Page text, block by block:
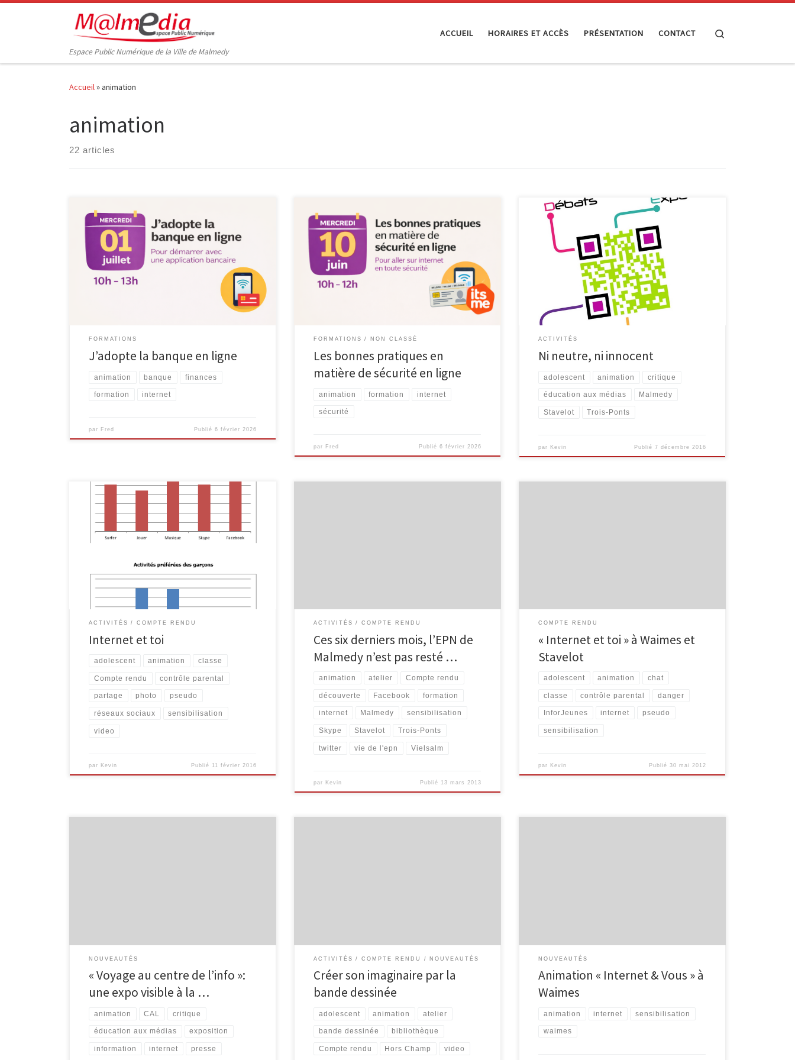
Passer au contenu
Espace Public Numérique de la Ville de Malmedy
ACCUEIL HORAIRES ET ACCÈS PRÉSENTATION CONTACT
Accueil»animation
animation
22 articles
Le mercredi 1er juillet, de 10h à 13h, l’Espace Public
Numérique propose un atelier formatif dédié à la
banque en ligne, animé par Febelfin, dans le cadre du
cycle Consommaverti. La banque numérique, c’est les
opérations bancaires que vous effectuez via votre
ordinateur, votre tablette ou votre smartphone. Mais
FORMATIONS
J’adopte la banque en ligne
animation banque finances
formation internet
par Fred Publié 6 février 2026
Le mercredi 10 juin 2026, de 10h à 12h, l’Espace
Public Numérique organise un atelier formatif
consacré aux bonnes pratiques en matière de sécurité
en ligne, dans le cadre du cycle Consommaverti. À
l’heure où les démarches numériques et les services
en ligne font partie du quotidien, cet atelier a […]
FORMATIONS NON CLASSÉ
Les bonnes pratiques en
matière de sécurité en ligne
animation formation internet
sécurité
par Fred Publié 6 février 2026
L’animation « Ni neutre, ni innocent » vise à
développer l’esprit critique des jeunes face aux
médias. D’abord, les adolescents sont soumis à un test.
Répartis dans différents groupes, ils disposent chacun
d’une tablette avec laquelle ils surfent sur un réseau
social (Facebook). Les jeunes s’expriment et
interagissent sur un […]
ACTIVITÉS
Ni neutre, ni innocent
adolescent animation critique
éducation aux médias Malmedy
Stavelot Trois-Ponts
par Kevin Publié 7 décembre 2016
L’animation « Internet et toi » est proposée depuis
InforJeunes Malmedy et l’EPN M@lmédia. Elle a déjà
élèves des classes de 2ème secondaires à réfléchir à
l’utilisation qu’ils font d’Internet et d’autres outils […]
ACTIVITÉS COMPTE RENDU
Internet et toi
adolescent animation classe
Compte rendu contrôle parental
partage photo pseudo
réseaux sociaux sensibilisation
video
par Kevin Publié 11 février 2016
ACTIVITÉS COMPTE RENDU
Ces six derniers mois, l’EPN de
Malmedy n’est pas resté …
animation atelier Compte rendu
découverte Facebook formation
internet Malmedy sensibilisation
Skype Stavelot Trois-Ponts
twitter vie de l'epn Vielsalm
par Kevin Publié 13 mars 2013
COMPTE RENDU
« Internet et toi » à Waimes et
Stavelot
adolescent animation chat
classe contrôle parental danger
InforJeunes internet pseudo
sensibilisation
par Kevin Publié 30 mai 2012
NOUVEAUTÉS
« Voyage au centre de l’info »:
une expo visible à la …
animation CAL critique
éducation aux médias exposition
information internet presse
ACTIVITÉS COMPTE RENDU NOUVEAUTÉS
Créer son imaginaire par la
bande dessinée
adolescent animation atelier
bande dessinée bibliothèque
Compte rendu Hors Champ video
NOUVEAUTÉS
Animation « Internet & Vous » à
Waimes
animation internet sensibilisation
waimes